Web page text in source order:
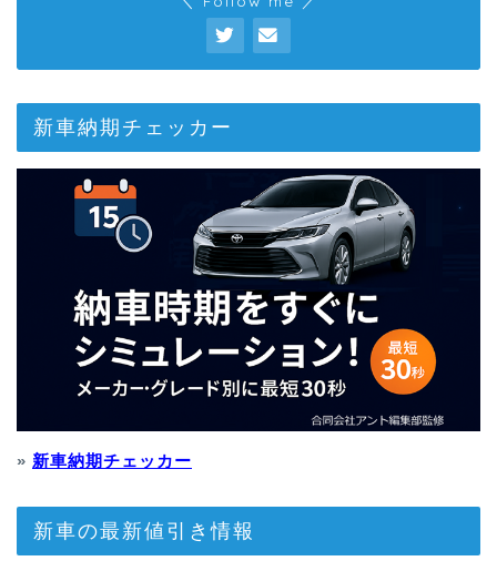
新車納期チェッカー
» 新車納期チェッカー
新車の最新値引き情報